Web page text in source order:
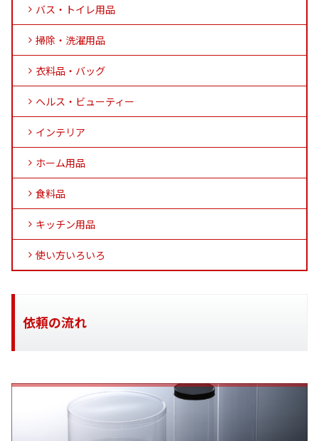
バス・トイレ用品
掃除・洗濯用品
衣料品・バッグ
ヘルス・ビューティー
インテリア
ホーム用品
食料品
キッチン用品
使い方いろいろ
依頼の流れ